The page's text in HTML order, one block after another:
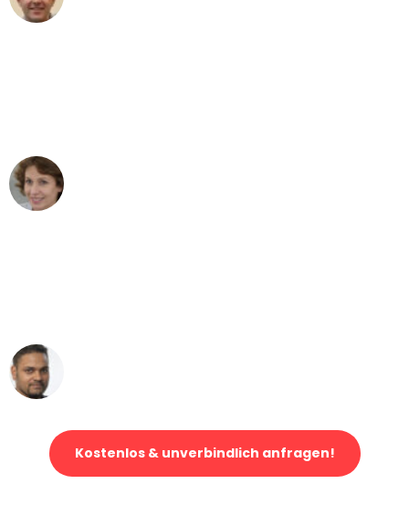
Kostenlos & unverbindlich anfragen!